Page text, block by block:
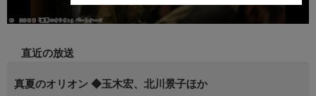
直近の放送
真夏のオリオン ◆玉木宏、北川景子ほか